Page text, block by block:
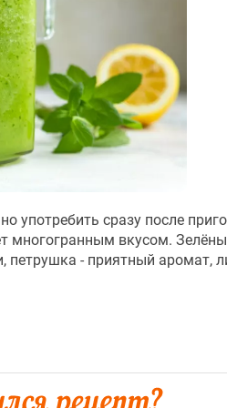
употребить сразу после
многогранным вкусом.
петрушка - приятный аромат,